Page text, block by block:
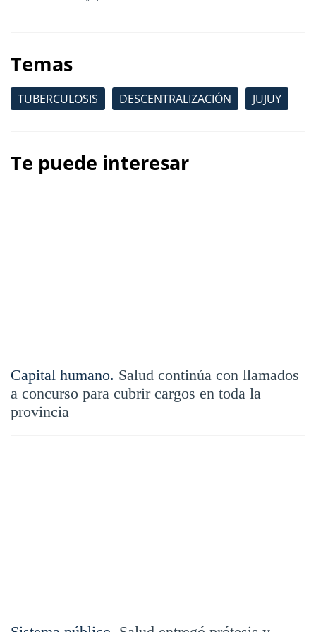
Temas
TUBERCULOSIS DESCENTRALIZACIÓN JUJUY
Te puede interesar
Capital humano. Salud continúa con llamados
a concurso para cubrir cargos en toda la
provincia